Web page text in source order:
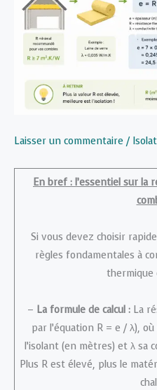
Laisser un commentaire /
En bref : l’essentiel sur la
Si vous devez choisir
règles fondamentales à
thermique
– La formule de calcul : La
par l’équation R = e / λ),
l’isolant (en mètres) et λ sa
Plus R est élevé, plus le